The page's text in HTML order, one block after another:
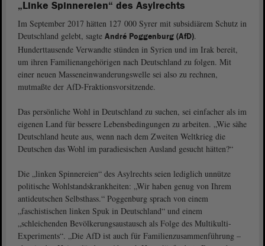
„Linke Spinnereien“ des Asylrechts
Im September 2017 hätten 127 000 Syrer mit subsidiärem Schutz in
Deutschland gelebt, sagte André Poggenburg (AfD).
Hunderttausende Verwandte stünden in Syrien und im Irak bereit,
um ihren Familienangehörigen nach Deutschland zu folgen. Mit
einer neuen Masseneinwanderungswelle sei also zu rechnen,
mutmaßte der AfD-Fraktionsvorsitzende.
Das persönliche Wohl in Deutschland zu suchen, sei einfacher als im
eigenen Land für bessere Lebensbedingungen zu arbeiten. „Wie sähe
Deutschland heute aus, wenn nach dem Zweiten Weltkrieg die
Deutschen das Wohl im paradiesischen Ausland gesucht hätten?“
Die „linken Spinnereien“ des Asylrechts seien lediglich unnütze
politische Wohlstandskrankheiten: „Wir haben genug von Ihrem
antideutschen Selbsthass.“ Poggenburg sprach von einem
„faschistischen linken Spuk in Deutschland“ und einem
„schleichenden Bevölkerungsaustausch als Folge des Multikulti-
Experiments“. „Die AfD ist auch für Familienzusammenführung –